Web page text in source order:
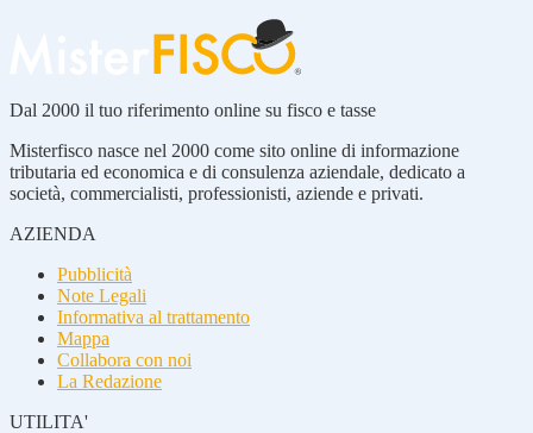
Dal 2000 il tuo riferimento online su fisco e tasse
Misterfisco nasce nel 2000 come sito online di informazione
tributaria ed economica e di consulenza aziendale, dedicato a
società, commercialisti, professionisti, aziende e privati.
AZIENDA
Pubblicità
Note Legali
Informativa al trattamento
Mappa
Collabora con noi
La Redazione
UTILITA'